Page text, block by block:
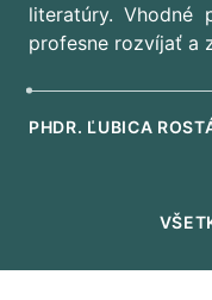
literatúry. Vhodné
profesne rozvíjať a
PHDR. ĽUBICA